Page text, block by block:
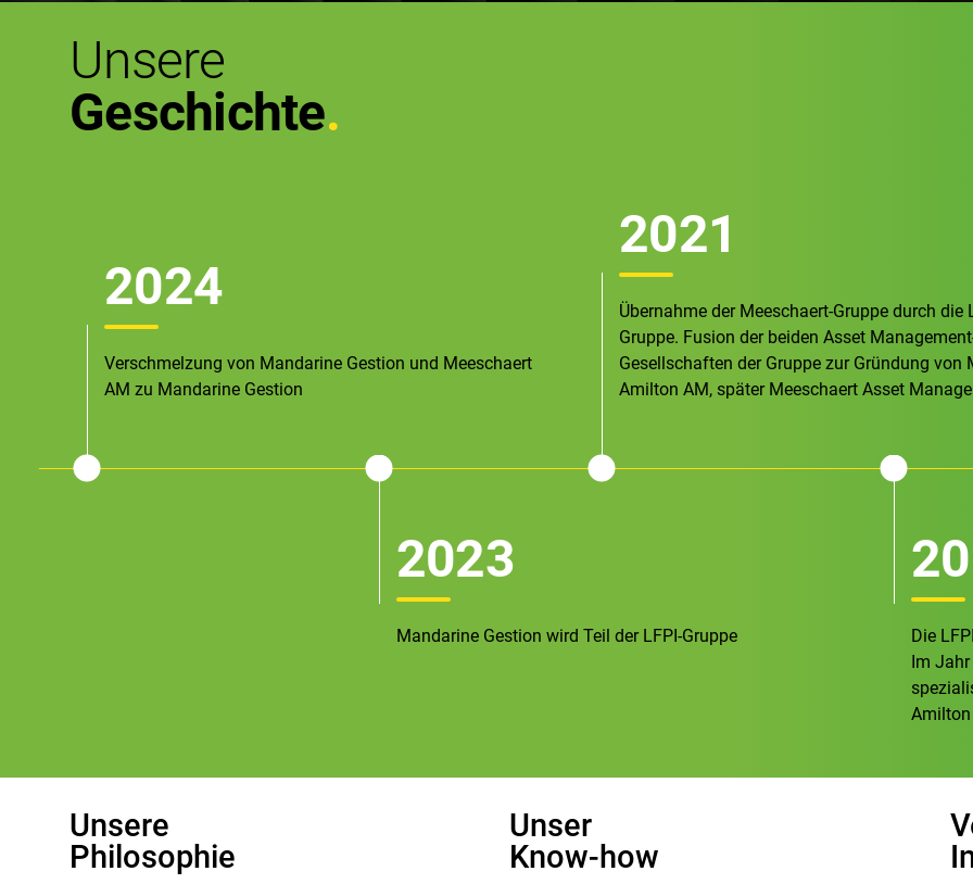
Unsere
Geschichte
2024
Verschmelzung von Mandarine Gestion und Meeschaert
AM zu Mandarine Gestion
2021
Übernahme der Meeschaert-Gruppe durch die
Gruppe. Fusion der beiden Asset
Gesellschaften der Gruppe zur Gründung von
Amilton AM, später Meeschaert Asset
2023
Mandarine Gestion wird Teil der LFPI-Gruppe
Die
Im
Amilton
Unsere
Philosophie
Unser
Know-how